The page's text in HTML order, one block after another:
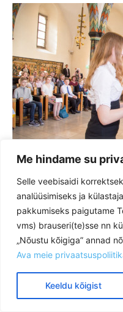
Me hindame su
Selle veebisaidi
analüüsimiseks ja
pakkumiseks paigutame
vms) brauseri(te)sse nn
„Nõustu kõigiga” annad
Ava meie
Keeldu kõigist